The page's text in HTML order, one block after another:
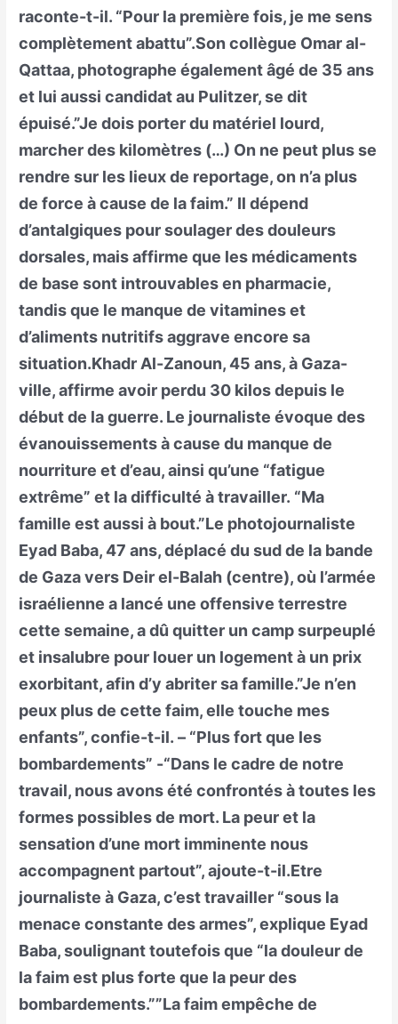
raconte-t-il. “Pour la première fois, je me sens
complètement abattu”.Son collègue Omar al-
Qattaa, photographe également âgé de 35 ans
et lui aussi candidat au Pulitzer, se dit
épuisé.”Je dois porter du matériel lourd,
marcher des kilomètres (…) On ne peut plus se
rendre sur les lieux de reportage, on n’a plus
de force à cause de la faim.” Il dépend
d’antalgiques pour soulager des douleurs
dorsales, mais affirme que les médicaments
de base sont introuvables en pharmacie,
tandis que le manque de vitamines et
d’aliments nutritifs aggrave encore sa
situation.Khadr Al-Zanoun, 45 ans, à Gaza-
ville, affirme avoir perdu 30 kilos depuis le
début de la guerre. Le journaliste évoque des
évanouissements à cause du manque de
nourriture et d’eau, ainsi qu’une “fatigue
extrême” et la difficulté à travailler. “Ma
famille est aussi à bout.”Le photojournaliste
Eyad Baba, 47 ans, déplacé du sud de la bande
de Gaza vers Deir el-Balah (centre), où l’armée
israélienne a lancé une offensive terrestre
cette semaine, a dû quitter un camp surpeuplé
et insalubre pour louer un logement à un prix
exorbitant, afin d’y abriter sa famille.”Je n’en
peux plus de cette faim, elle touche mes
enfants”, confie-t-il. – “Plus fort que les
bombardements” -“Dans le cadre de notre
travail, nous avons été confrontés à toutes les
formes possibles de mort. La peur et la
sensation d’une mort imminente nous
accompagnent partout”, ajoute-t-il.Etre
journaliste à Gaza, c’est travailler “sous la
menace constante des armes”, explique Eyad
Baba, soulignant toutefois que “la douleur de
la faim est plus forte que la peur des
bombardements.””La faim empêche de